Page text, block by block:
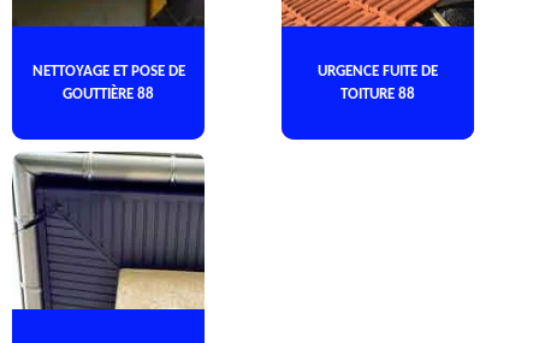
NETTOYAGE ET POSE DE
GOUTTIÈRE 88
URGENCE FUITE DE
TOITURE 88